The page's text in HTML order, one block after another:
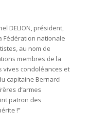
DELION, président,
Fédération nationale
au nom de
membres de la
vives condoléances et
capitaine Bernard
d’armes
patron des
!”